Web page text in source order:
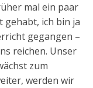
mal ein paar
ich bin ja
gegangen –
reichen. Unser
zum
werden wir